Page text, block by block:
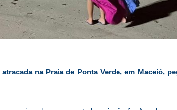
na Praia de Ponta Verde, em Maceió,